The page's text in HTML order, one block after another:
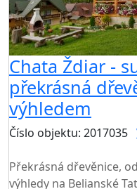
Chata Ždiar -
překrásná
výhledem
Číslo objektu: 2017035
Překrásná dřevěnice,
výhledy na Belianské